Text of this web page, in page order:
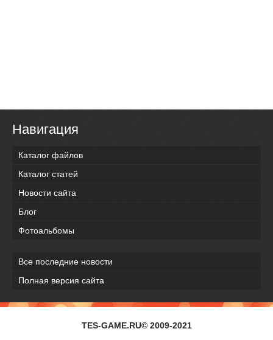
Навигация
Каталог файлов
Каталог статей
Новости сайта
Блог
Фотоальбомы
Все последние новости
Полная версия сайта
TES-GAME.RU© 2009-2021